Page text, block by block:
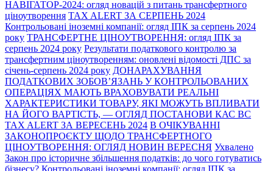
НАВІГАТОР-2024: огляд новацій з питань трансфертного
ціноутворення TAX ALERT ЗА СЕРПЕНЬ 2024
Контрольовані іноземні компанії: огляд ІПК за серпень 2024
року ТРАНСФЕРТНЕ ЦІНОУТВОРЕННЯ: огляд ІПК за
серпень 2024 року Результати податкового контролю за
трансфертним ціноутворенням: оновлені відомості ДПС за
січень-серпень 2024 року ДОНАРАХУВАННЯ
ПОДАТКОВИХ ЗОБОВ’ЯЗАНЬ У КОНТРОЛЬОВАНИХ
ОПЕРАЦІЯХ МАЮТЬ ВРАХОВУВАТИ РЕАЛЬНІ
ХАРАКТЕРИСТИКИ ТОВАРУ, ЯКІ МОЖУТЬ ВПЛИВАТИ
НА ЙОГО ВАРТІСТЬ, — ОГЛЯД ПОСТАНОВИ КАС ВС
TAX ALERT ЗА ВЕРЕСЕНЬ 2024 В ОЧІКУВАННІ
ЗАКОНОПРОЄКТУ ЩОДО ТРАНСФЕРТНОГО
ЦІНОУТВОРЕННЯ: ОГЛЯД НОВИН ВЕРЕСНЯ Ухвалено
Закон про історичне збільшення податків: до чого готуватись
бізнесу? Контрольовані іноземні компанії: огляд ІПК за